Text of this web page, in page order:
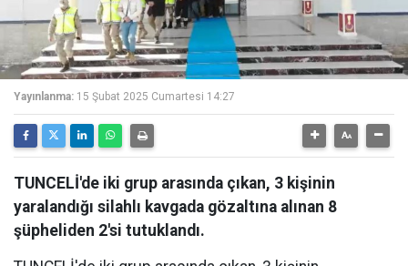
Yayınlanma: 15 Şubat 2025 Cumartesi 14:27
TUNCELİ'de iki grup arasında çıkan, 3 kişinin
yaralandığı silahlı kavgada gözaltına alınan 8
şüpheliden 2'si tutuklandı.